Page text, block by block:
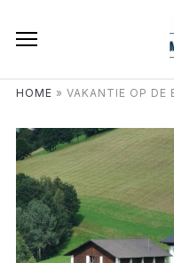
HOME » VAKANTIE OP DE